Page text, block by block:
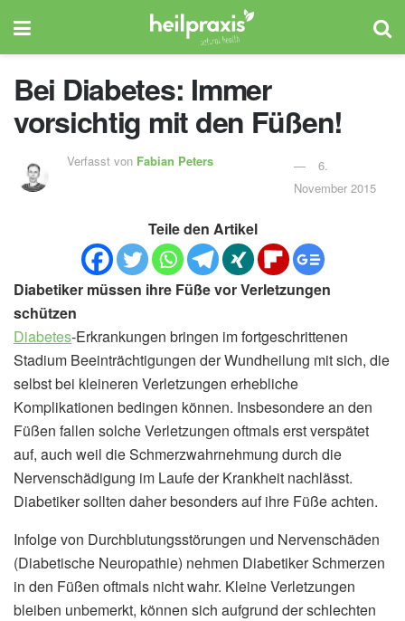
Bei Diabetes: Immer
vorsichtig mit den Füßen!
Verfasst von Fabian Peters
6.
November 2015
Teile den Artikel
Diabetiker müssen ihre Füße vor Verletzungen
schützen
Diabetes-Erkrankungen bringen im fortgeschrittenen
Stadium Beeinträchtigungen der Wundheilung mit sich, die
selbst bei kleineren Verletzungen erhebliche
Komplikationen bedingen können. Insbesondere an den
Füßen fallen solche Verletzungen oftmals erst verspätet
auf, auch weil die Schmerzwahrnehmung durch die
Nervenschädigung im Laufe der Krankheit nachlässt.
Diabetiker sollten daher besonders auf ihre Füße achten.
Infolge von Durchblutungsstörungen und Nervenschäden
(Diabetische Neuropathie) nehmen Diabetiker Schmerzen
in den Füßen oftmals nicht wahr. Kleine Verletzungen
bleiben unbemerkt, können sich aufgrund der schlechten